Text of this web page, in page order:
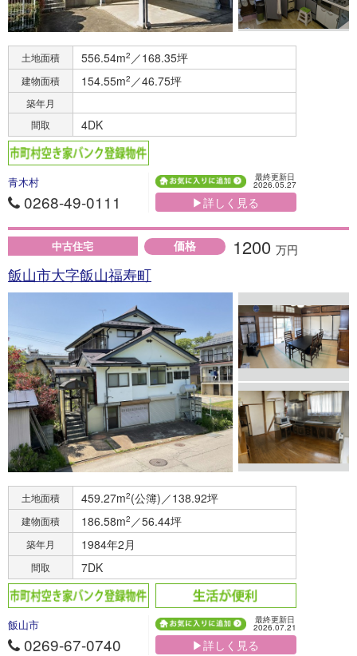
土地面積 556.54m2 ／168.35坪
建物面積 154.55m2 ／46.75坪
築年月
間取
4DK
青木村
0268-49-0111
最終更新日
2026.05.27
▶詳しく見る
中古住宅 価格 1200 万円
飯山市大字飯山福寿町
土地面積 459.27m2(公簿)／138.92坪
建物面積 186.58m2 ／56.44坪
築年月 1984年2月
間取 7DK
飯山市
0269-67-0740
最終更新日
2026.07.21
▶詳しく見る